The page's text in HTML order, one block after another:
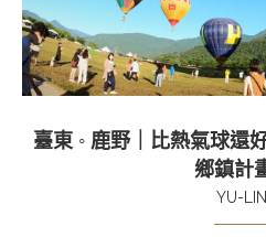
臺東 ◦ 鹿野｜比熱氣球還
鄉鎮計
YU-